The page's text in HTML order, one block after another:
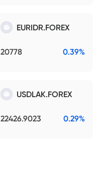
EURIDR.FOREX
20778 0.39%
USDLAK.FOREX
22426.9023 0.29%